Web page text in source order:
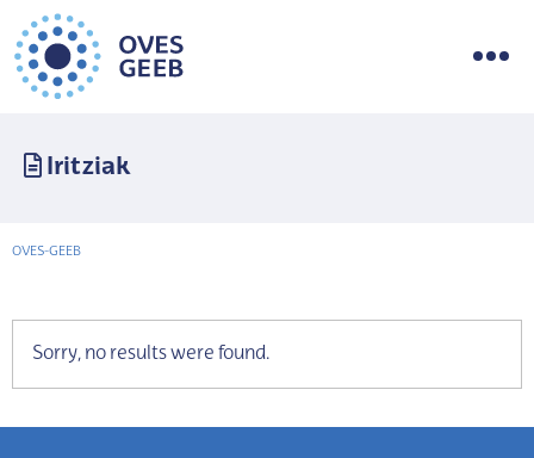
Iritziak
OVES-GEEB
Sorry, no results were found.